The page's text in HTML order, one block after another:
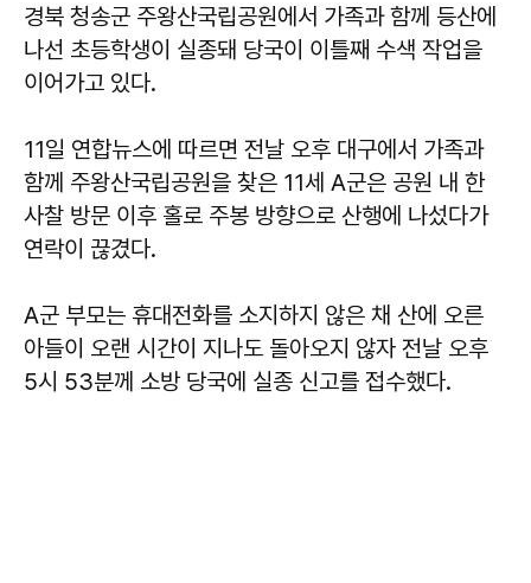
경북 청송군 주왕산국립공원에서 가족과 함께 등산에
나선 초등학생이 실종돼 당국이 이틀째 수색 작업을
이어가고 있다.
11일 연합뉴스에 따르면 전날 오후 대구에서 가족과
함께 주왕산국립공원을 찾은 11세 A군은 공원 내 한
사찰 방문 이후 홀로 주봉 방향으로 산행에 나섰다가
연락이 끊겼다.
A군 부모는 휴대전화를 소지하지 않은 채 산에 오른
아들이 오랜 시간이 지나도 돌아오지 않자 전날 오후
5시 53분께 소방 당국에 실종 신고를 접수했다.